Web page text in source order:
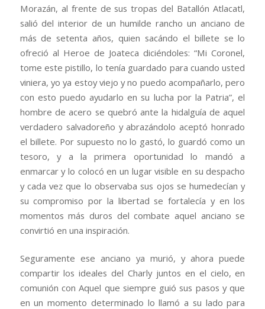
Morazán, al frente de sus tropas del Batallón Atlacatl,
salió del interior de un humilde rancho un anciano de
más de setenta años, quien sacándo el billete se lo
ofreció al Heroe de Joateca diciéndoles: “Mi Coronel,
tome este pistillo, lo tenía guardado para cuando usted
viniera, yo ya estoy viejo y no puedo acompañarlo, pero
con esto puedo ayudarlo en su lucha por la Patria”, el
hombre de acero se quebró ante la hidalguía de aquel
verdadero salvadoreño y abrazándolo aceptó honrado
el billete. Por supuesto no lo gastó, lo guardó como un
tesoro, y a la primera oportunidad lo mandó a
enmarcar y lo colocó en un lugar visible en su despacho
y cada vez que lo observaba sus ojos se humedecían y
su compromiso por la libertad se fortalecía y en los
momentos más duros del combate aquel anciano se
convirtió en una inspiración.
Seguramente ese anciano ya murió, y ahora puede
compartir los ideales del Charly juntos en el cielo, en
comunión con Aquel que siempre guió sus pasos y que
en un momento determinado lo llamó a su lado para